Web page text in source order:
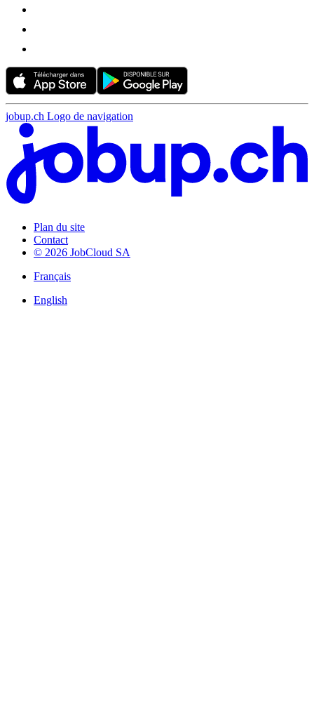
jobup.ch Logo de navigation
Plan du site
Contact
© 2026 JobCloud SA
Français
English